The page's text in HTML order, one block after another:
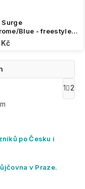
Surge
Blue - freestyle
t
1
2
po Česku i
v Praze.